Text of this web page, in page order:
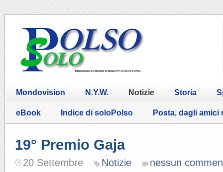
Mondovision N.Y.W. Notizie Storia
eBook Indice di soloPolso Posta, dagli amici
19° Premio Gaja
20 Settembre Notizie nessun